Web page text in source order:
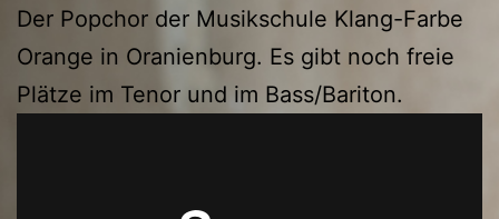
Der Popchor der Musikschule Klang-Farbe
Orange in Oranienburg. Es gibt noch freie
Plätze im Tenor und im Bass/Bariton.